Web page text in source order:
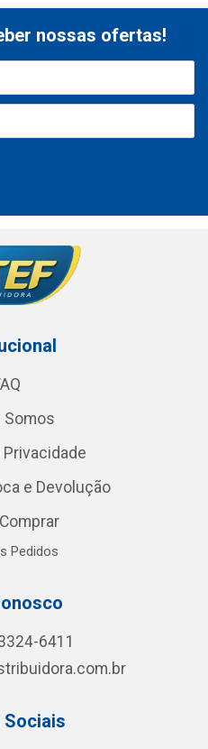
nossas ofertas!
Somos
e Devolução
Pedidos
6411
Sociais